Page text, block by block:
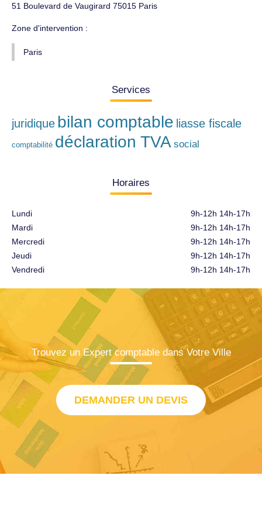
51 Boulevard de Vaugirard 75015 Paris
Zone d'intervention :
Paris
Services
juridique bilan comptable liasse fiscale
comptabilité déclaration TVA social
Horaires
Lundi
Mardi
Mercredi
Jeudi
Vendredi
9h-12h 14h-17h
9h-12h 14h-17h
9h-12h 14h-17h
9h-12h 14h-17h
9h-12h 14h-17h
Trouvez un Expert comptable dans Votre Ville
DEMANDER UN DEVIS